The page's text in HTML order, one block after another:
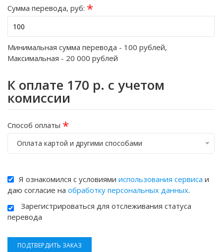
Сумма перевода, руб: *
Минимальная сумма перевода - 100 рублей,
Максимальная - 20 000 рублей
К оплате 170 р. с учетом
комиссии
Способ оплаты *
Оплата картой и другими способами
Я ознакомился с условиями использования сервиса и
даю согласие на обработку персональных данных.
Зарегистрироваться для отслеживания статуса
перевода
ПОДТВЕРДИТЬ ЗАКАЗ